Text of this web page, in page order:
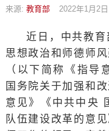
来源: 教育部 2022年1月2
近日，中共教
思想政治和师德师
（以下简称《指导
国务院关于加强和
意见》《中共中央
队伍建设改革的意